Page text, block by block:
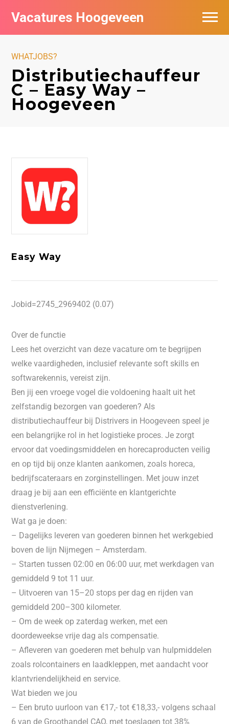
Vacatures Hoogeveen
WHATJOBS?
Distributiechauffeur
C – Easy Way –
Hoogeveen
Easy Way
Jobid=2745_2969402 (0.07)
Over de functie
Lees het overzicht van deze vacature om te begrijpen
welke vaardigheden, inclusief relevante soft skills en
softwarekennis, vereist zijn.
Ben jij een vroege vogel die voldoening haalt uit het
zelfstandig bezorgen van goederen? Als
distributiechauffeur bij Distrivers in Hoogeveen speel je
een belangrijke rol in het logistieke proces. Je zorgt
ervoor dat voedingsmiddelen en horecaproducten veilig
en op tijd bij onze klanten aankomen, zoals horeca,
bedrijfscateraars en zorginstellingen. Met jouw inzet
draag je bij aan een efficiënte en klantgerichte
dienstverlening.
Wat ga je doen:
– Dagelijks leveren van goederen binnen het werkgebied
boven de lijn Nijmegen – Amsterdam.
– Starten tussen 02:00 en 06:00 uur, met werkdagen van
gemiddeld 9 tot 11 uur.
– Uitvoeren van 15–20 stops per dag en rijden van
gemiddeld 200–300 kilometer.
– Om de week op zaterdag werken, met een
doordeweekse vrije dag als compensatie.
– Afleveren van goederen met behulp van hulpmiddelen
zoals rolcontainers en laadkleppen, met aandacht voor
klantvriendelijkheid en service.
Wat bieden we jou
– Een bruto uurloon van €17,- tot €18,33,- volgens schaal
6 van de Groothandel CAO, met toeslagen tot 38%
Vacatures per bedrijf
Nieuwsbrief feed